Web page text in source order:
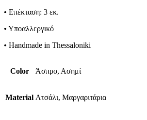
• Επέκταση: 3 εκ.
• Υποαλλεργικό
• Handmade in Thessaloniki
Color Άσπρο, Ασημί
Material Ατσάλι, Μαργαριτάρια